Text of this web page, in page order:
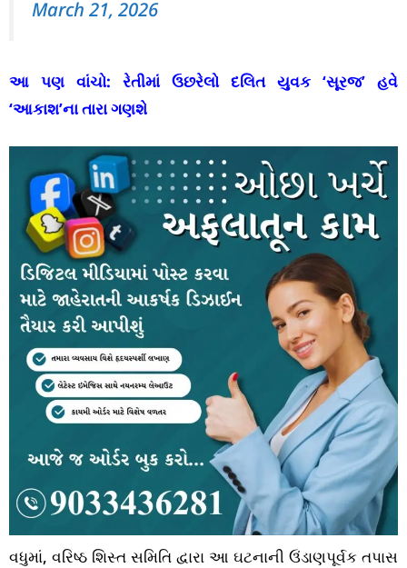
March 21, 2026
આ પણ વાંચો: રેતીમાં ઉછરેલો દલિત યુવક ‘સૂરજ’ હવે
‘આકાશ’ના તારા ગણશે
વધુમાં, વરિષ્ઠ શિસ્ત સમિતિ દ્વારા આ ઘટનાની ઉંડાણપૂર્વક તપાસ